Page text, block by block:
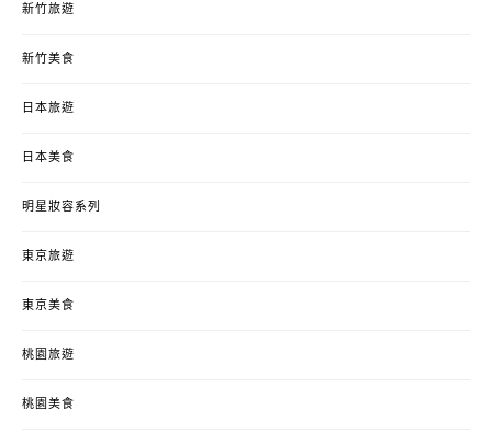
新竹旅遊
新竹美食
日本旅遊
日本美食
明星妝容系列
東京旅遊
東京美食
桃園旅遊
桃園美食